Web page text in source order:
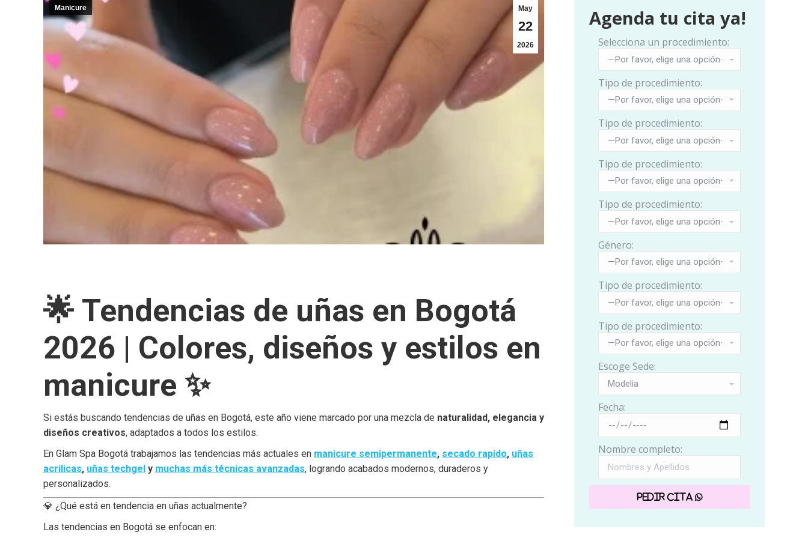
May
22
2026
Manicure
🌟 Tendencias de uñas en Bogotá
2026 | Colores, diseños y estilos en
manicure ✨
Si estás buscando tendencias de uñas en Bogotá, este año viene marcado por una mezcla de naturalidad, elegancia y
diseños creativos, adaptados a todos los estilos.
En Glam Spa Bogotá trabajamos las tendencias más actuales en manicure semipermanente, secado rapido, uñas
acrilicas, uñas techgel y muchas más técnicas avanzadas, logrando acabados modernos, duraderos y
personalizados.
💎 ¿Qué está en tendencia en uñas actualmente?
Las tendencias en Bogotá se enfocan en:
Agenda tu cita ya!
Selecciona un procedimiento:
Tipo de procedimiento:
Tipo de procedimiento:
Tipo de procedimiento:
Tipo de procedimiento:
Género:
Tipo de procedimiento:
Tipo de procedimiento:
Escoge Sede:
Fecha:
Nombre completo: